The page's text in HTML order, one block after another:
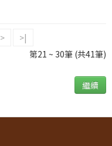
>
>|
第21 ~ 30筆 (共41筆)
繼續